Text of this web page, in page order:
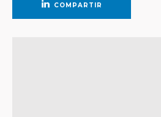
COMPARTIR